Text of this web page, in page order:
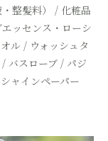
整髪料） / 化粧品
ッセンス・ローシ
ル / ウォッシュタ
バスローブ / パジ
ャインペーパー